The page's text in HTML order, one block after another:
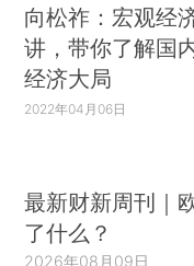
向松祚：宏观经
讲，带你了解国
经济大局
2022年04月06日
最新财新周刊｜
了什么？
2026年08月09日